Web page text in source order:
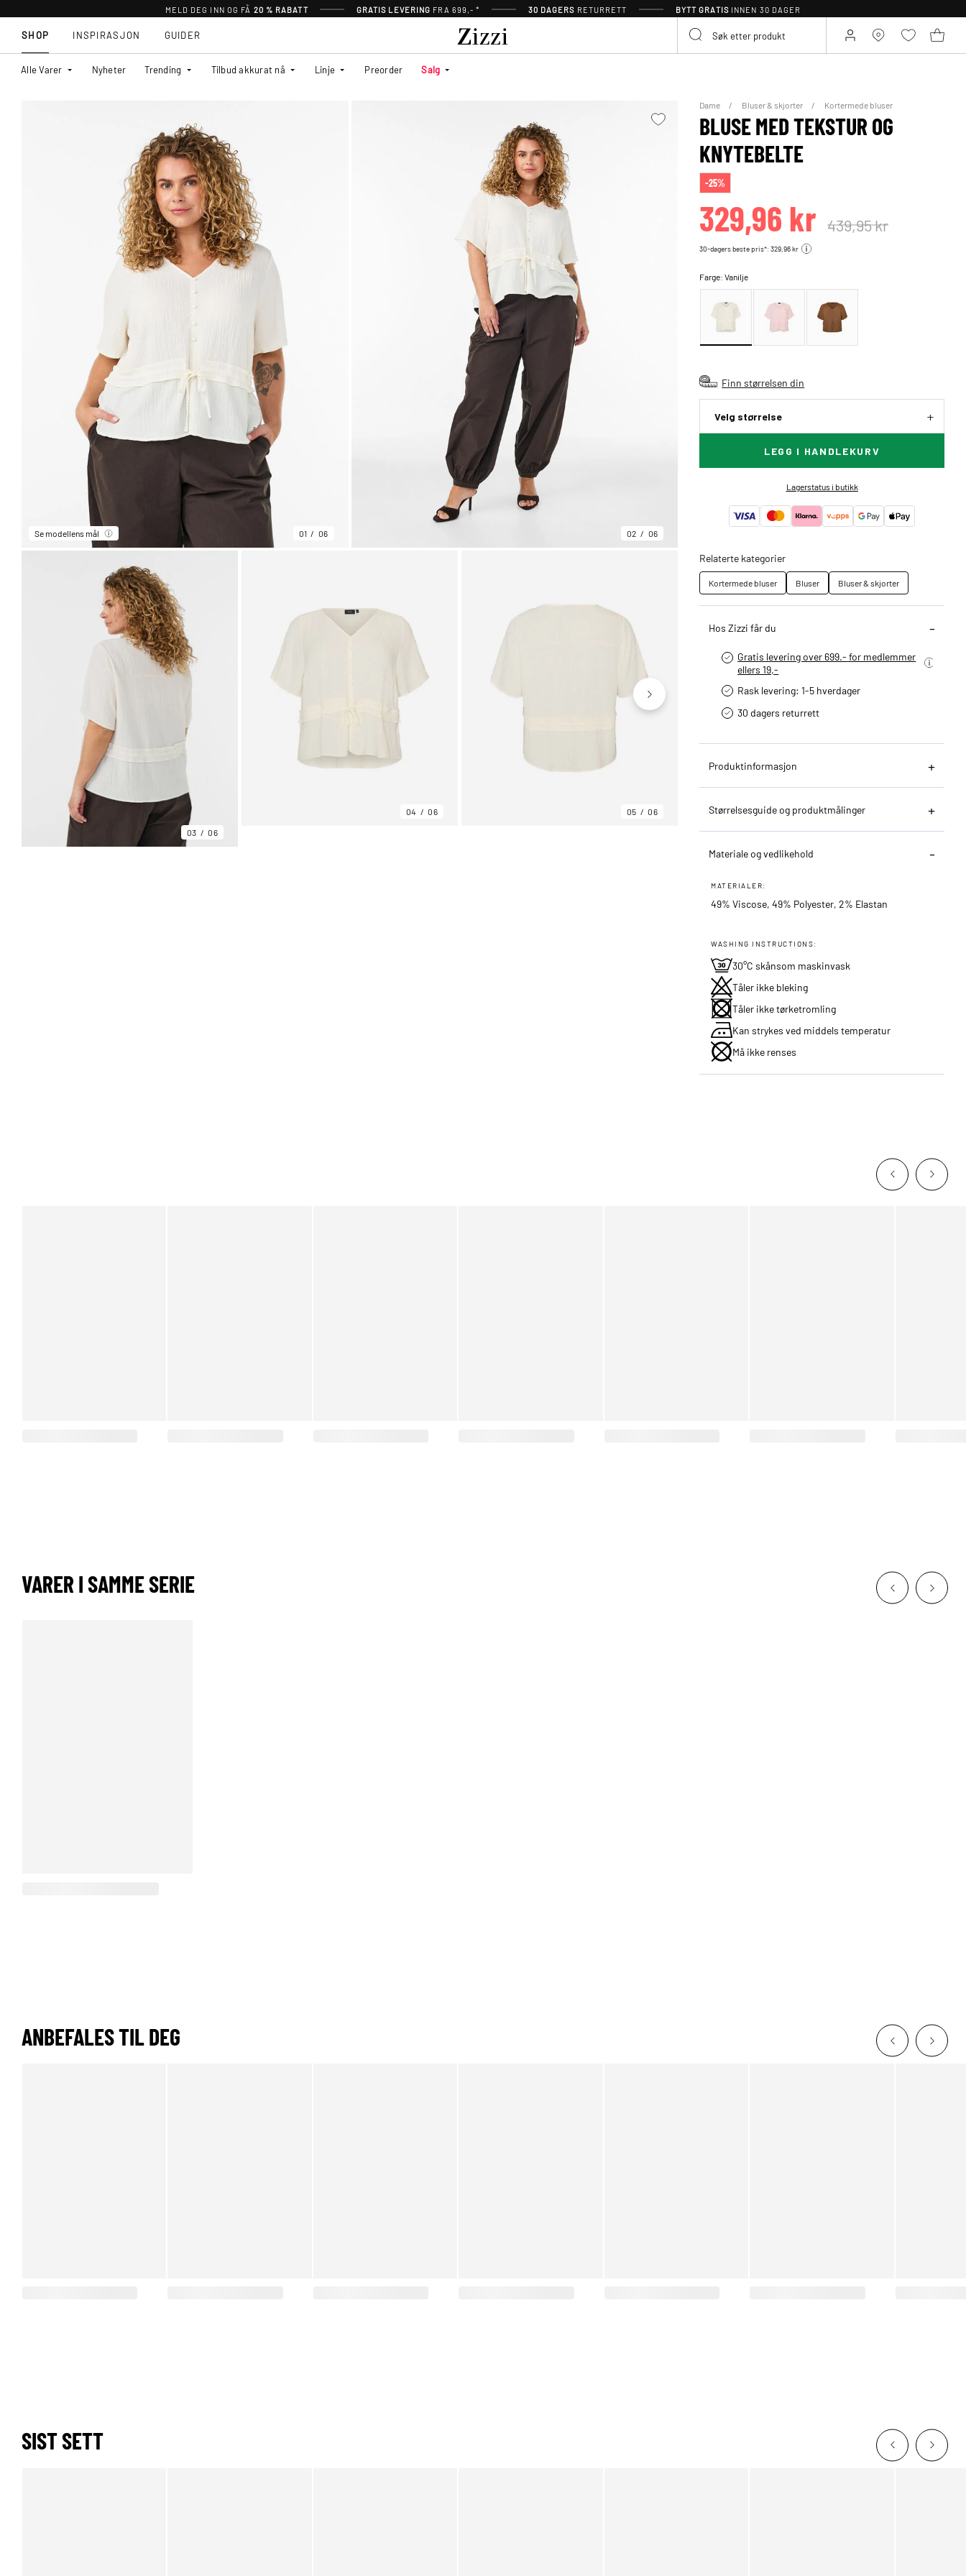
MELD DEG INN OG FÅ 20 % RABATT GRATIS LEVERING FRA 699,- * 30 DAGERS RETURRETT BYTT GRATISINNEN 30 DAGER
SHOP
Alle Varer Nyheter Trending Tilbud akkurat nå Linje Preorder Salg
INSPIRASJON GUIDER
Se modellens mål 01 06 02 06
03 06
04 06 05 06 06
Dame Bluser & skjorter Kortermede bluser
BLUSE MED TEKSTUR OG
KNYTEBELTE
-25%
329,96 kr 439,95 kr
30-dagers beste pris*: 329,96 kr
Farge:Vanilje
Finn størrelsen din
Velg størrelse
LEGG I HANDLEKURV
Lagerstatus i butikk
Relaterte kategorier
Kortermede bluser Bluser Bluser & skjorter
Hos Zizzi får du
Gratis levering over 699.- for medlemmer
ellers 19,-
Rask levering: 1-5 hverdager
30 dagers returrett
Produktinformasjon
Størrelsesguide og produktmålinger
Materiale og vedlikehold
MATERIALER:
49% Viscose, 49% Polyester, 2% Elastan
WASHING INSTRUCTIONS:
30°C skånsom maskinvask
Tåler ikke bleking
Tåler ikke tørketromling
Kan strykes ved middels temperatur
Må ikke renses
VARER I SAMME SERIE
ANBEFALES TIL DEG
SIST SETT